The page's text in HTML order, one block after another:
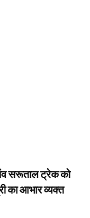
सरूताल ट्रेक को
का आभार व्यक्त